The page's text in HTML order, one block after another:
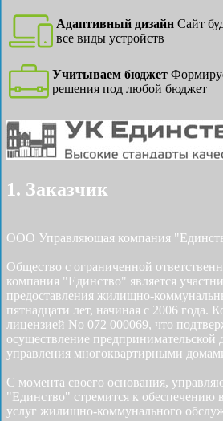
Адаптивный дизайн Сайт
все виды устройств
Учитываем бюджет
решения под любой бюджет
1. Заказчик
ООО Управляющая компания
Общество с ограниченной
компания "Единство" является
предоставления жилищно-
пятнадцати лет, начиная с 2006 года.
лицензией No 072 000069, что
осуществление предпринимательской
управления многоквартирными
С момента своего основания,
"Единство" стремится к обеспечению
услуг жилищно-коммунального